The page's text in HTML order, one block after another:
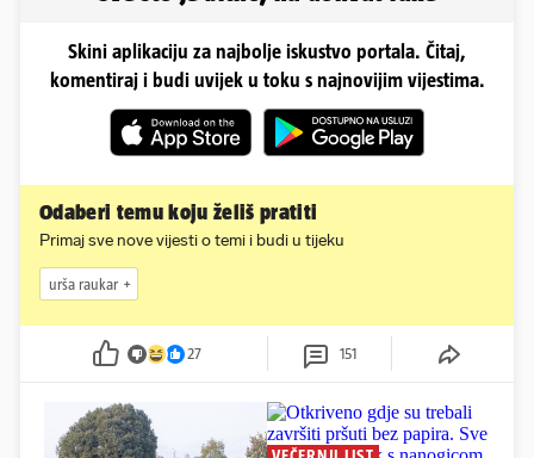
Skini aplikaciju za najbolje iskustvo portala. Čitaj,
komentiraj i budi uvijek u toku s najnovijim vijestima.
Odaberi temu koju želiš pratiti
Primaj sve nove vijesti o temi i budi u tijeku
urša raukar
27 151